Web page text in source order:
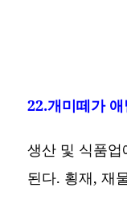
22.개미떼가
생산 및 식품
된다. 횡재, 재